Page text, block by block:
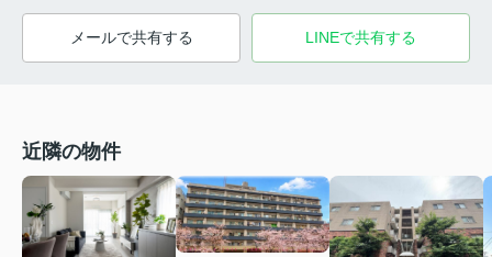
メールで共有する LINEで共有する
近隣の物件